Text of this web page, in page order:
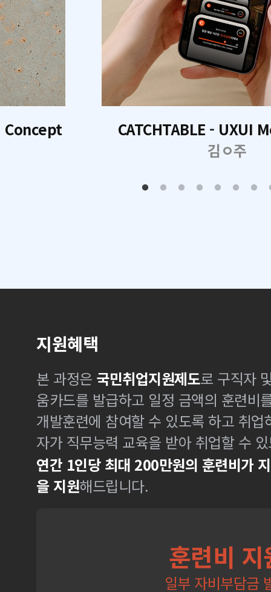
CATCHTABLE - UXUI
김ㅇ주
지원혜택
본 과정은 국민취업지원제도로 구직자
움카드를 발급하고 일정 금액의 훈련비
개발훈련에 참여할 수 있도록 하고 취
자가 직무능력 교육을 받아 취업할 수
연간 1인당 최대 200만원의 훈련비가
을 지원해드립니다.
훈련비 지
일부 자비부담금